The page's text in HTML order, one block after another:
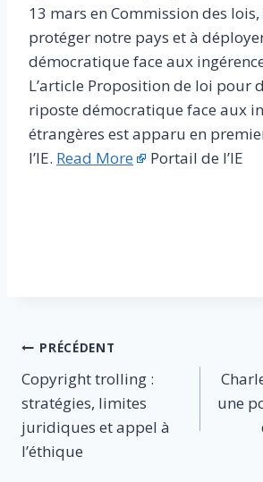
13 mars en Commission des lois,
protéger notre pays et à
démocratique face aux
L’article Proposition de loi pour
riposte démocratique face aux
étrangères est apparu en
l’IE. Read More Portail de l’IE
Navigation
de
l’article
PRÉCÉDENT
Copyright trolling :
stratégies, limites
juridiques et appel à
l’éthique
une